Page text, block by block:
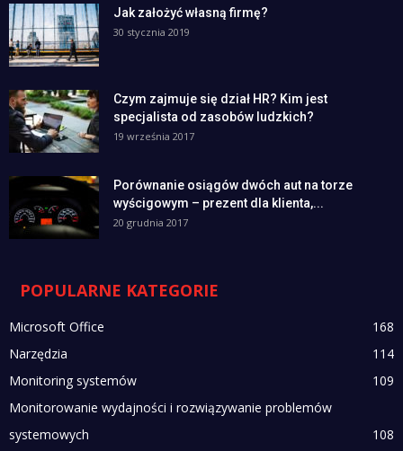
Jak założyć własną firmę?
30 stycznia 2019
Czym zajmuje się dział HR? Kim jest
specjalista od zasobów ludzkich?
19 września 2017
Porównanie osiągów dwóch aut na torze
wyścigowym – prezent dla klienta,...
20 grudnia 2017
POPULARNE KATEGORIE
Microsoft Office
168
Narzędzia
114
Monitoring systemów
109
Monitorowanie wydajności i rozwiązywanie problemów
systemowych
108